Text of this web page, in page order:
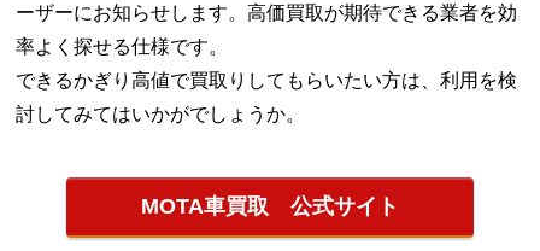
ーザーにお知らせします。高価買取が期待できる業者を効
率よく探せる仕様です。
できるかぎり高値で買取りしてもらいたい方は、利用を検
討してみてはいかがでしょうか。
MOTA車買取 公式サイト